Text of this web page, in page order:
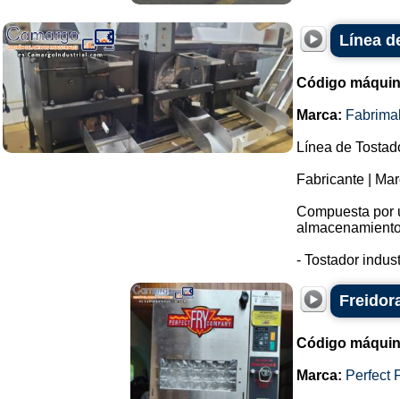
Línea
Código
Marca:
Línea de
Fabricante |
Compuesta por
- Tostador
Código
Marca: Perfect